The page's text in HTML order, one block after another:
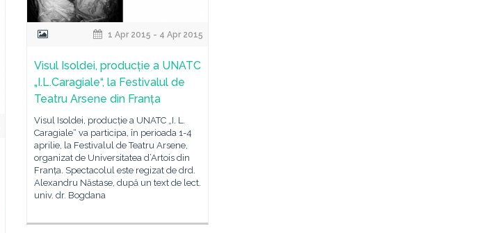
1 Apr 2015 - 4 Apr 2015
Visul Isoldei, producție a UNATC
„I.L.Caragiale“, la Festivalul de
Teatru Arsene din Franța
Visul Isoldei, producție a UNATC „I. L.
Caragiale“ va participa, în perioada 1-4
aprilie, la Festivalul de Teatru Arsene,
organizat de Universitatea d’Artois din
Franța. Spectacolul este regizat de drd.
Alexandru Năstase, după un text de lect.
univ. dr. Bogdana